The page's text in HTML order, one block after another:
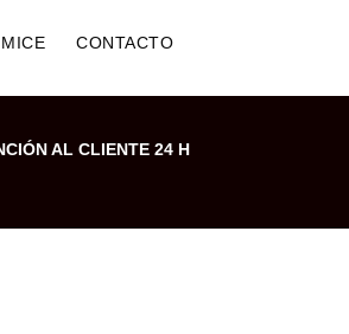
MICE CONTACTO
AL CLIENTE 24 H